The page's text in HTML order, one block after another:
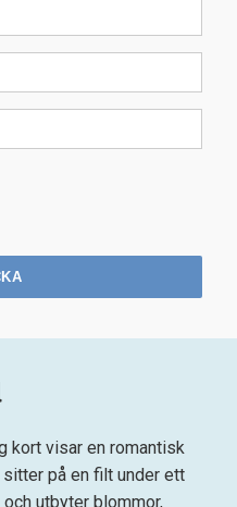
kort visar en romantisk
på en filt under ett
utbyter blommor,